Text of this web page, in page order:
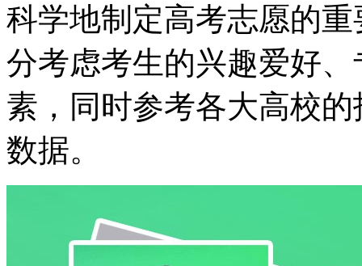
科学地制定高考志愿的
分考虑考生的兴趣爱好
素，同时参考各大高校
数据。